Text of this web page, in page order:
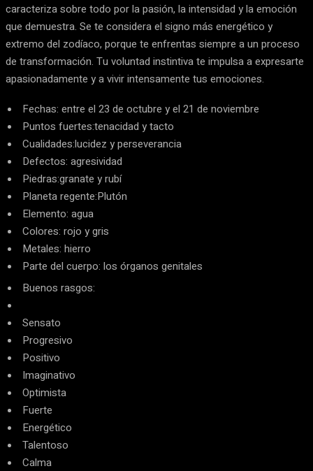
caracteriza sobre todo por la pasión, la intensidad y la emoción
que demuestra. Se te considera el signo más energético y
extremo del zodíaco, porque te enfrentas siempre a un proceso
de transformación. Tu voluntad instintiva te impulsa a expresarte
apasionadamente y a vivir intensamente tus emociones.
Fechas: entre el 23 de octubre y el 21 de noviembre
Puntos fuertes:tenacidad y tacto
Cualidades:lucidez y perseverancia
Defectos: agresividad
Piedras:granate y rubí
Planeta regente:Plutón
Elemento: agua
Colores: rojo y gris
Metales: hierro
Parte del cuerpo: los órganos genitales
Buenos rasgos:
Sensato
Progresivo
Positivo
Imaginativo
Optimista
Fuerte
Energético
Talentoso
Calma